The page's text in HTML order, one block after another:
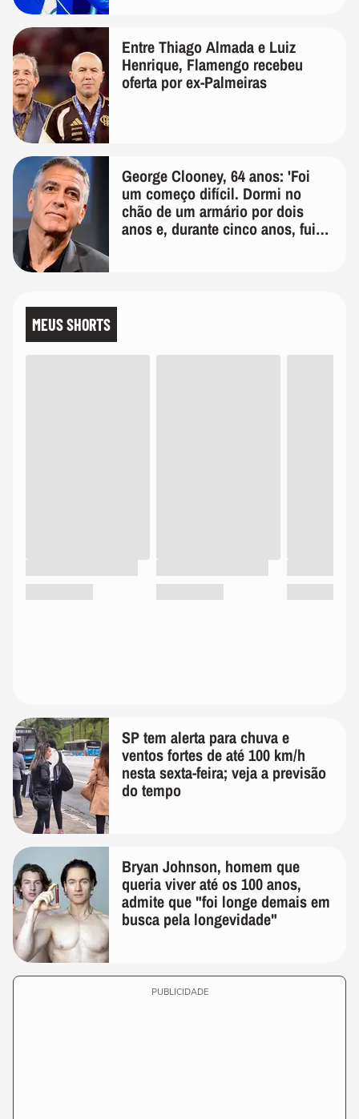
Entre Thiago Almada e Luiz
Henrique, Flamengo recebeu
oferta por ex-Palmeiras
George Clooney, 64 anos: 'Foi
um começo difícil. Dormi no
chão de um armário por dois
anos e, durante cinco anos, fui
MEUS SHORTS
SP tem alerta para chuva e
ventos fortes de até 100 km/h
nesta sexta-feira; veja a previsão
do tempo
Bryan Johnson, homem que
queria viver até os 100 anos,
admite que "foi longe demais em
busca pela longevidade"
PUBLICIDADE